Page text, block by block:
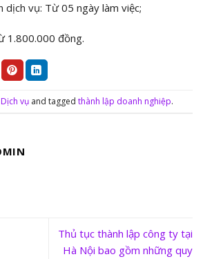
dịch vụ: Từ 05 ngày làm việc;
1.800.000 đồng.
Dịch vụ and tagged thành lập doanh nghiệp.
Thủ tục thành lập công ty tại
Hà Nội bao gồm những quy